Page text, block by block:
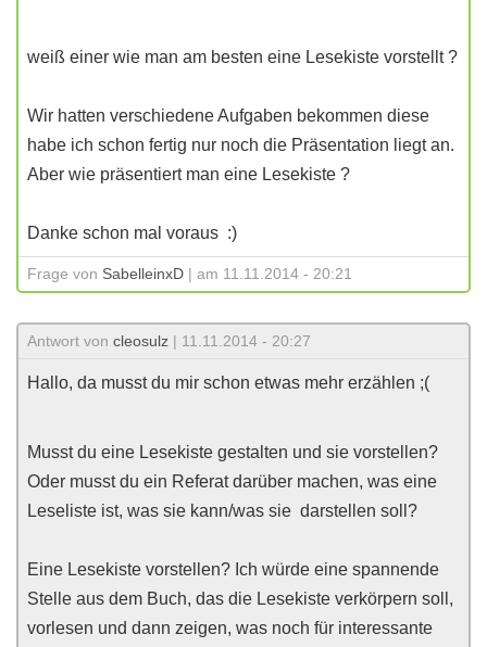
weiß einer wie man am besten eine Lesekiste vorstellt ?
Wir hatten verschiedene Aufgaben bekommen diese
habe ich schon fertig nur noch die Präsentation liegt an.
Aber wie präsentiert man eine Lesekiste ?
Danke schon mal voraus :)
Frage von SabelleinxD | am 11.11.2014 - 20:21
Antwort von cleosulz | 11.11.2014 - 20:27
Hallo, da musst du mir schon etwas mehr erzählen ;(
Musst du eine Lesekiste gestalten und sie vorstellen?
Oder musst du ein Referat darüber machen, was eine
Leseliste ist, was sie kann/was sie darstellen soll?
Eine Lesekiste vorstellen? Ich würde eine spannende
Stelle aus dem Buch, das die Lesekiste verkörpern soll,
vorlesen und dann zeigen, was noch für interessante